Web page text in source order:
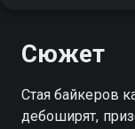
Сюжет
Стая байкеров
дебоширят,